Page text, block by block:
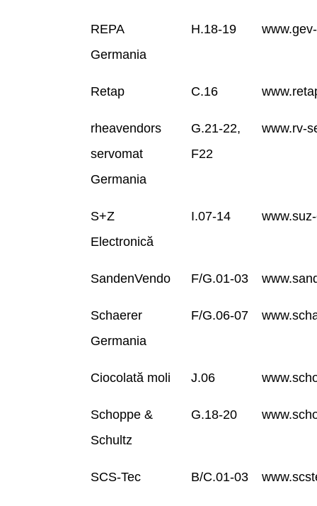
REPA
Germania
H.18-19
Retap C.16
rheavendors
servomat
Germania
G.21-22,
F22
www.rv-
S+Z
Electronică
I.07-14
SandenVendo F/G.01-03
Schaerer
Germania
F/G.06-07
Ciocolată moli J.06
Schoppe &
Schultz
G.18-20
SCS-Tec B/C.01-03